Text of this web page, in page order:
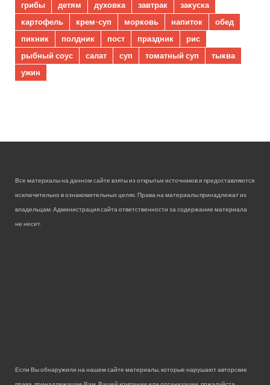
грибы
детям духовка завтрак
закуска
картофель
крем-суп морковь напиток
обед
пикник
полдник пост праздник
рис
рыбный соус
салат суп томатный суп
тыква
ужин
Все материалы на данном сайте взяты из открытых источников и предоставляются
исключительно в ознакомительных целях. Права на материалы принадлежат их
владельцам. Администрация сайта ответственности за содержание материала
не несет.
Если Вы обнаружили на нашем сайте материалы, которые нарушают авторские